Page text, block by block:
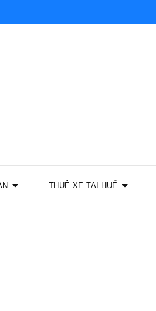
THUÊ XE TẠI HUẾ